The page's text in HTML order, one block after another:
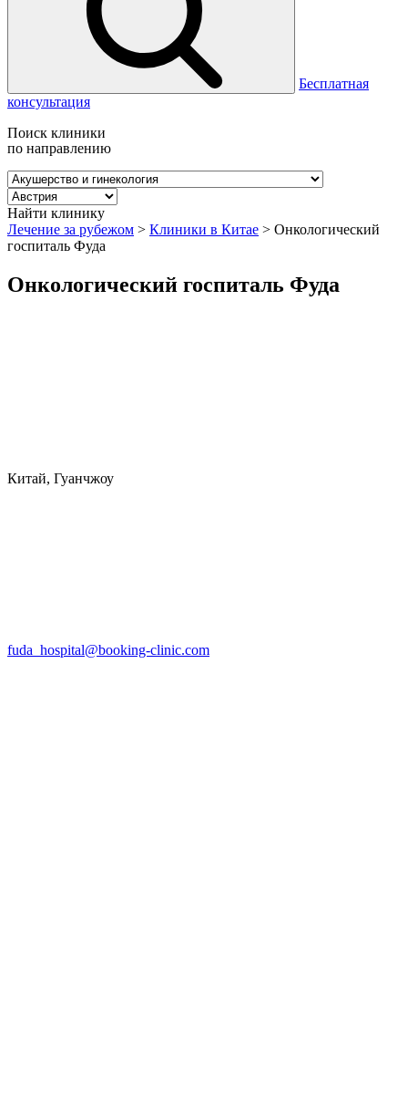
Бесплатная
консультация
Поиск клиники
по направлению
Найти клинику
Лечение за рубежом > Клиники в Китае > Онкологический
госпиталь Фуда
Онкологический госпиталь Фуда
Китай, Гуанчжоу
fuda_hospital@booking-clinic.com